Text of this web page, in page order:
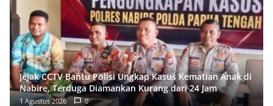
Jejak CCTV Bantu Polisi Ungkap Kasus Kematian Anak di
Nabire, Terduga Diamankan Kurang dari 24 Jam
1 Agustus 2026 0